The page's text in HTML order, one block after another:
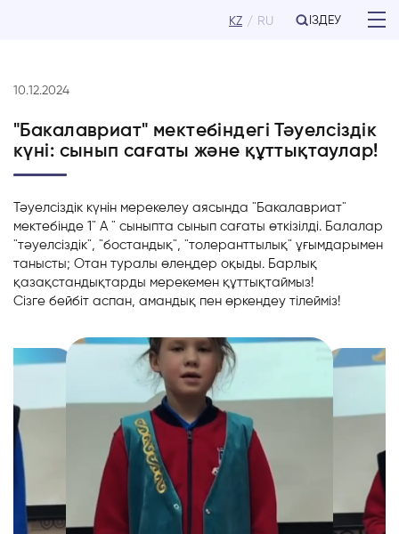
KZ RU ІЗДЕУ
10.12.2024
"Бакалавриат" мектебіндегі Тәуелсіздік
күні: сынып сағаты және құттықтаулар!
Тәуелсіздік күнін мерекелеу аясында "Бакалавриат"
мектебінде 1" А " сыныпта сынып сағаты өткізілді. Балалар
"тәуелсіздік", "бостандық", "толеранттылық" ұғымдарымен
танысты; Отан туралы өлеңдер оқыды. Барлық
қазақстандықтарды мерекемен құттықтаймыз!
Сізге бейбіт аспан, амандық пен өркендеу тілейміз!